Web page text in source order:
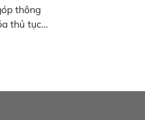
thông
thủ tục